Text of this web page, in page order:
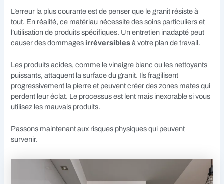
L’erreur la plus courante est de penser que le granit résiste à
tout. En réalité, ce matériau nécessite des soins particuliers et
l’utilisation de produits spécifiques. Un entretien inadapté peut
causer des dommages irréversiblesà votre plan de travail.
Les produits acides, comme le vinaigre blanc ou les nettoyants
puissants, attaquent la surface du granit. Ils fragilisent
progressivement la pierre et peuvent créer des zones mates qui
perdent leur éclat. Le processus est lent mais inexorable si vous
utilisez les mauvais produits.
Passons maintenant aux risques physiques qui peuvent
survenir.